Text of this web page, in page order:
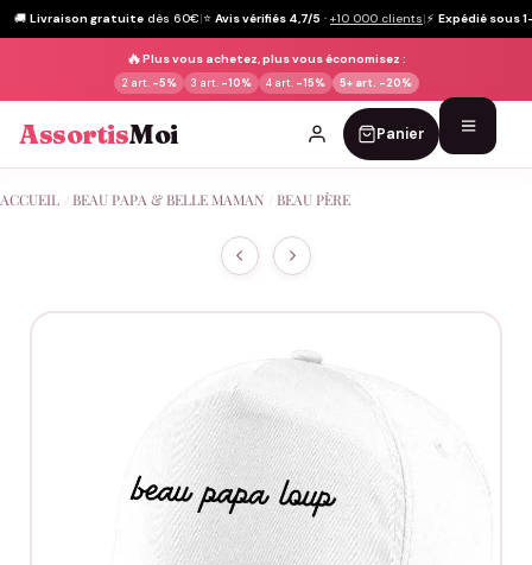
🚚 Livraison gratuite dès 60€|⭐ Avis vérifiés 4,7/5 · +10 000 clients|⚡ Expédié sous
🔥Plus vous achetez, plus vous économisez :
2 art. -5% 3 art. -10% 4 art. -15% 5+ art. -20%
AssortisMoi Panier
au
ACCUEIL BEAU PAPA & BELLE MAMAN BEAU PÈRE